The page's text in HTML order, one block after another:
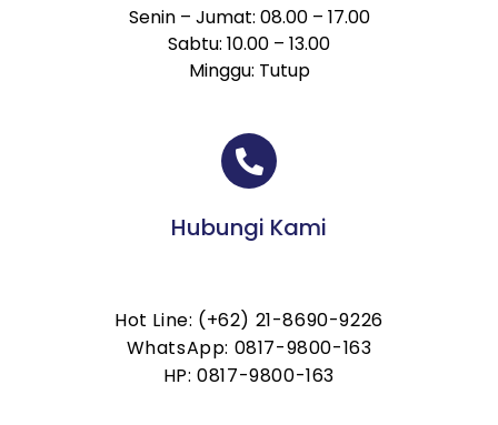
Senin – Jumat: 08.00 – 17.00
Sabtu: 10.00 – 13.00
Minggu: Tutup
Hubungi Kami
Hot Line: (+62) 21-8690-9226
WhatsApp: 0817-9800-163
HP: 0817-9800-163